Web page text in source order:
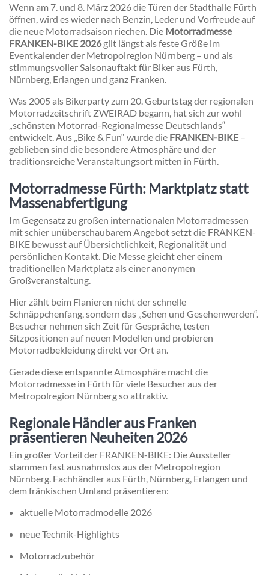
Wenn am 7. und 8. März 2026 die Türen derStadthalle Fürth
öffnen, wird es wieder nach Benzin, Leder und Vorfreude auf
die neue Motorradsaison riechen. Die Motorradmesse
FRANKEN-BIKE 2026gilt längst als feste Größe im
Eventkalender der Metropolregion Nürnberg – und als
stimmungsvoller Saisonauftakt für Biker aus Fürth,
Nürnberg, Erlangen und ganz Franken.
Was 2005 als Bikerparty zum 20. Geburtstag der regionalen
Motorradzeitschrift ZWEIRAD begann, hat sich zur wohl
„schönsten Motorrad-Regionalmesse Deutschlands“
entwickelt. Aus „Bike & Fun“ wurde die FRANKEN-BIKE –
geblieben sind die besondere Atmosphäre und der
traditionsreiche Veranstaltungsort mitten in Fürth.
Motorradmesse Fürth: Marktplatz statt
Massenabfertigung
Im Gegensatz zu großen internationalen Motorradmessen
mit schier unüberschaubarem Angebot setzt die FRANKEN-
BIKE bewusst auf Übersichtlichkeit, Regionalität und
persönlichen Kontakt. Die Messe gleicht eher einem
traditionellen Marktplatz als einer anonymen
Großveranstaltung.
Hier zählt beim Flanieren nicht der schnelle
Schnäppchenfang, sondern das „Sehen und Gesehenwerden“.
Besucher nehmen sich Zeit für Gespräche, testen
Sitzpositionen auf neuen Modellen und probieren
Motorradbekleidung direkt vor Ort an.
Gerade diese entspannte Atmosphäre macht die
Motorradmesse in Fürth für viele Besucher aus der
Metropolregion Nürnberg so attraktiv.
Regionale Händler aus Franken
präsentieren Neuheiten 2026
Ein großer Vorteil der FRANKEN-BIKE: Die Aussteller
stammen fast ausnahmslos aus der Metropolregion
Nürnberg. Fachhändler aus Fürth, Nürnberg, Erlangen und
dem fränkischen Umland präsentieren:
aktuelle Motorradmodelle 2026
neue Technik-Highlights
Motorradzubehör